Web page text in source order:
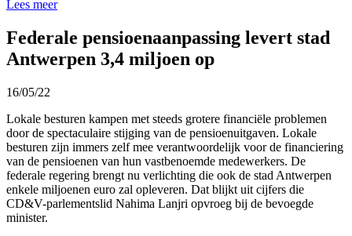
Lees meer
Federale pensioenaanpassing levert stad
Antwerpen 3,4 miljoen op
16/05/22
Lokale besturen kampen met steeds grotere financiële problemen
door de spectaculaire stijging van de pensioenuitgaven. Lokale
besturen zijn immers zelf mee verantwoordelijk voor de financiering
van de pensioenen van hun vastbenoemde medewerkers. De
federale regering brengt nu verlichting die ook de stad Antwerpen
enkele miljoenen euro zal opleveren. Dat blijkt uit cijfers die
CD&V-parlementslid Nahima Lanjri opvroeg bij de bevoegde
minister.